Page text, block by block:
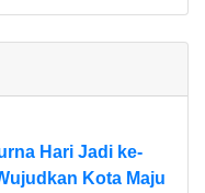
Hari Jadi ke-
Kota Maju